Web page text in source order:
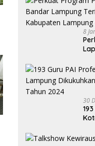
8
30